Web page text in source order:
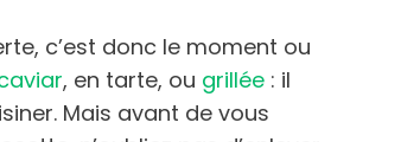
c’est donc le moment ou
, en tarte, ou grillée : il
Mais avant de vous